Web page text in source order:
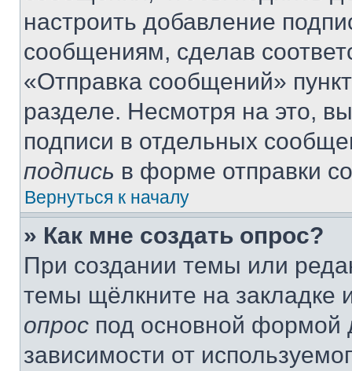
настроить добавление
сообщениям, сделав
«Отправка сообщений»
разделе. Несмотря на это,
подписи в отдельных
подпись в форме отправки
Вернуться к началу
» Как мне создать опрос?
При создании темы или
темы щёлкните на
опрос под основной формой
зависимости от